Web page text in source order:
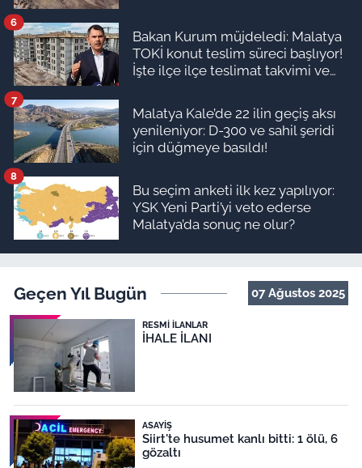
Bakan Kurum müjdeledi: Malatya
TOKİ konut teslim süreci başlıyor!
İşte ilçe ilçe teslimat takvimi ve
6
Malatya Kale’de 22 ilin geçiş aksı
yenileniyor: D-300 ve sahil şeridi
için düğmeye basıldı!
7
Bu seçim anketi ilk kez yapılıyor:
YSK Yeni Parti’yi veto ederse
Malatya’da sonuç ne olur?
8
Geçen Yıl Bugün 07 Ağustos 2025
RESMI İLANLAR
İHALE İLANI
ASAYIŞ
Siirt'te husumet kanlı bitti: 1 ölü, 6
gözaltı